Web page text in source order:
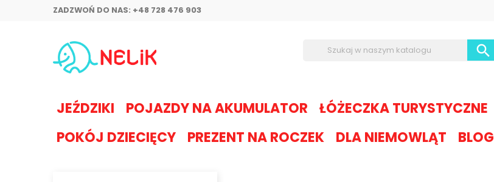
ZADZWOŃ DO NAS: +48 728 476 903

JEŹDZIKI POJAZDY NA AKUMULATOR ŁÓŻECZKA TURYSTYCZNE
POKÓJ DZIECIĘCY
PREZENT NA ROCZEK DLA NIEMOWLĄT BLOG